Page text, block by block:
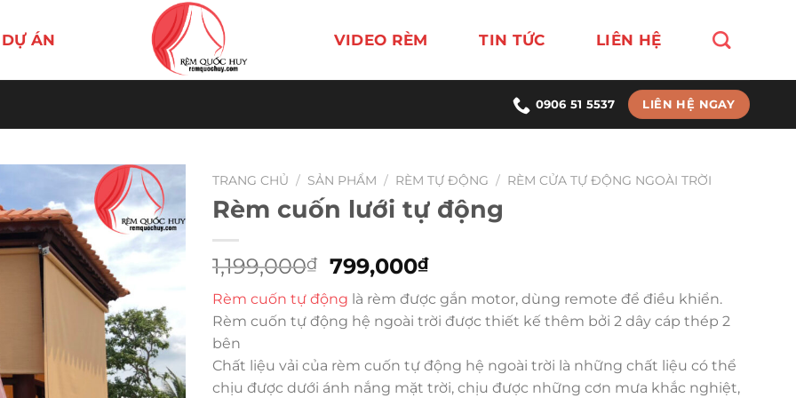
DỰ ÁN VIDEO RÈM TIN TỨC LIÊN HỆ
0906 51 5537 LIÊN HỆ NGAY
TRANG CHỦ / SẢN PHẨM / RÈM TỰ ĐỘNG / RÈM CỬA TỰ ĐỘNG NGOÀI TRỜI
Rèm cuốn lưới tự động
1,199,000₫
Giá
là:
1,199,000₫.
799,000₫Giá
hiện
tại
là:
Rèm cuốn tự động là rèm được gắn motor, dùng remote để điều khiển.
Rèm cuốn tự động hệ ngoài trời được thiết kế thêm bởi 2 dây cáp thép 2
bên
Chất liệu vải của rèm cuốn tự động hệ ngoài trời là những chất liệu có thể
chịu được dưới ánh nắng mặt trời, chịu được những cơn mưa khắc nghiệt,